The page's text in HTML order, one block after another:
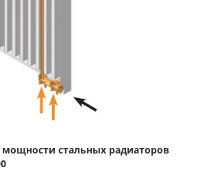
стальных радиаторов